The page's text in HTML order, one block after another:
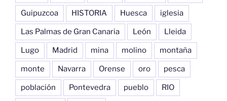
Guipuzcoa HISTORIA Huesca iglesia
Las Palmas de Gran Canaria León Lleida
Lugo Madrid mina molino montaña
monte Navarra Orense oro pesca
población Pontevedra pueblo RIO